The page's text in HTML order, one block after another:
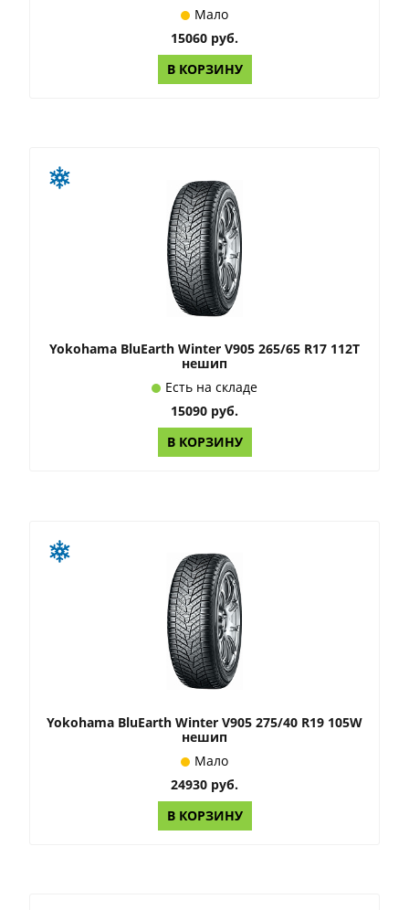
Мало
15060 руб.
В КОРЗИНУ
Yokohama BluEarth Winter V905 265/65 R17 112T
нешип
Есть на складе
15090 руб.
В КОРЗИНУ
Yokohama BluEarth Winter V905 275/40 R19 105W
нешип
Мало
24930 руб.
В КОРЗИНУ